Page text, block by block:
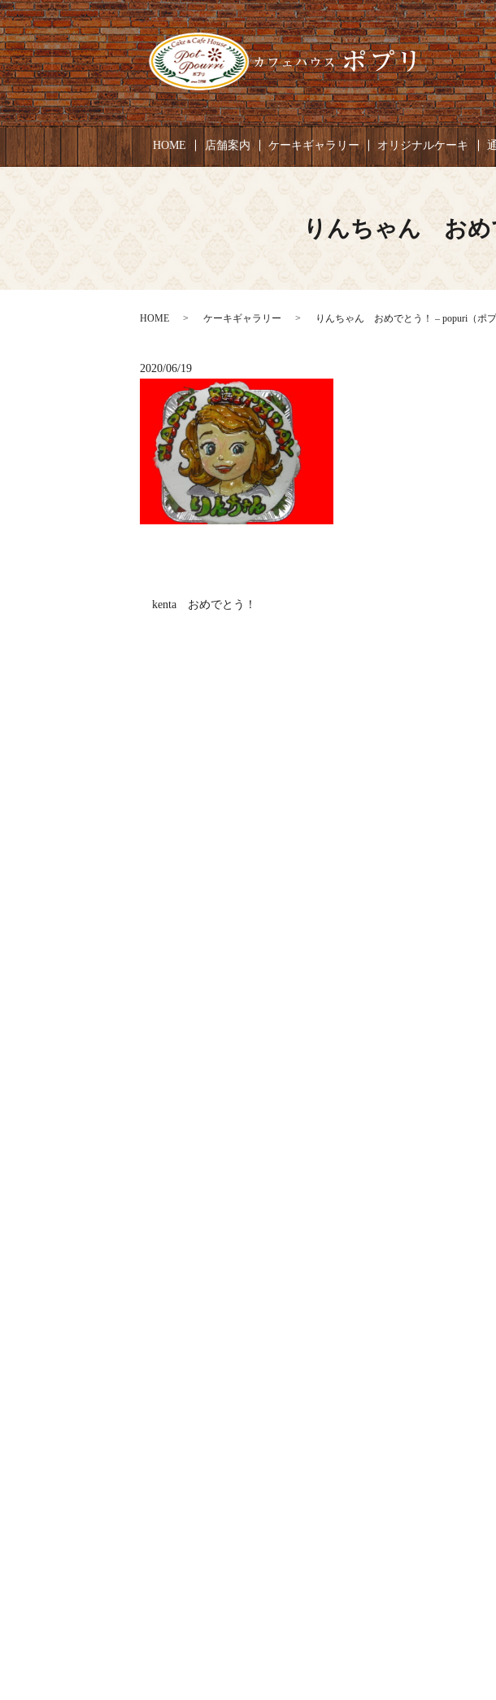
HOME 店舗案内 ケーキギャラリー オリジナルケーキ
りんちゃん おめ
HOME ケーキギャラリー りんちゃん おめでとう！ – popuri（ポプ
2020/06/19
kenta おめでとう！